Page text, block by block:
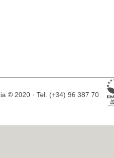
© 2020 · Tel. (+34) 96 387 70